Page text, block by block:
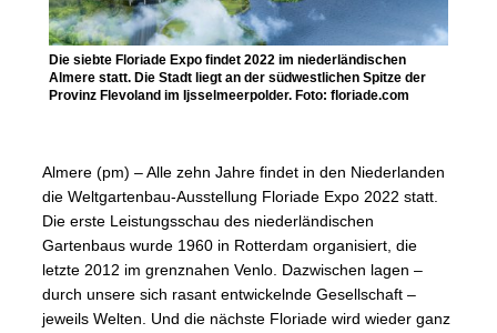
Die siebte Floriade Expo findet 2022 im niederländischen
Almere statt. Die Stadt liegt an der südwestlichen Spitze der
Provinz Flevoland im Ijsselmeerpolder. Foto: floriade.com
Almere (pm) – Alle zehn Jahre findet in den Niederlanden
die Weltgartenbau-Ausstellung Floriade Expo 2022 statt.
Die erste Leistungsschau des niederländischen
Gartenbaus wurde 1960 in Rotterdam organisiert, die
letzte 2012 im grenznahen Venlo. Dazwischen lagen –
durch unsere sich rasant entwickelnde Gesellschaft –
jeweils Welten. Und die nächste Floriade wird wieder ganz